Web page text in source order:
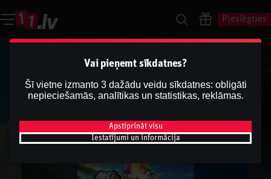
Pieslēgties
Vai pieņemt sīkdatnes?
Šī vietne izmanto 3 dažādu veidu sīkdatnes: obligāti
nepieciešamās, analītikas un statistikas, reklāmas.
Apstiprināt visu
Iestatījumi un informācija